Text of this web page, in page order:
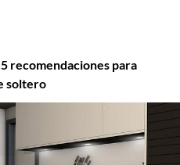
5 recomendaciones para
soltero